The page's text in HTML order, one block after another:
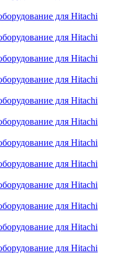
для Hitachi
для Hitachi
для Hitachi
для Hitachi
для Hitachi
для Hitachi
для Hitachi
для Hitachi
для Hitachi
для Hitachi
для Hitachi
для Hitachi